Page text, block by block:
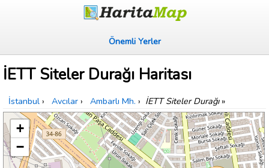
Önemli Yerler
İETT Siteler Durağı Haritası
İstanbul › Avcılar › Ambarlı Mh. › İETT Siteler Durağı»
+
−